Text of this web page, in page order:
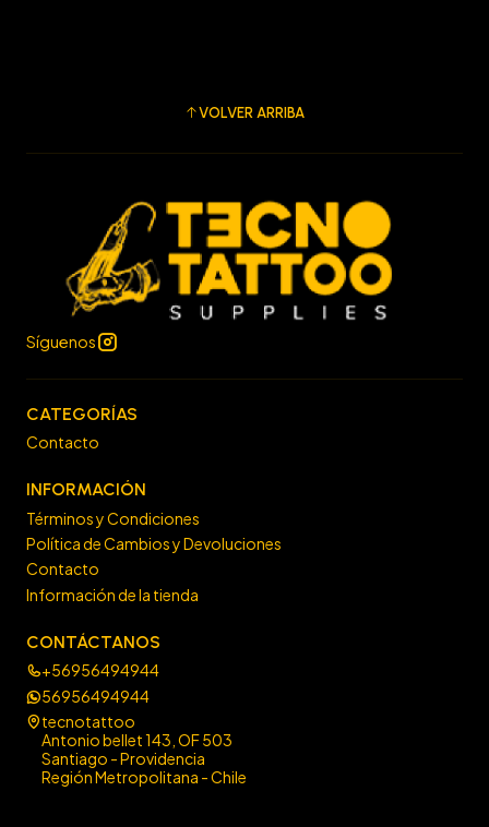
VOLVER ARRIBA
Síguenos
CATEGORÍAS
Contacto
INFORMACIÓN
Términos y Condiciones
Política de Cambios y Devoluciones
Contacto
Información de la tienda
CONTÁCTANOS
+56956494944
56956494944
tecnotattoo
Antonio bellet 143, OF 503
Santiago - Providencia
Región Metropolitana - Chile